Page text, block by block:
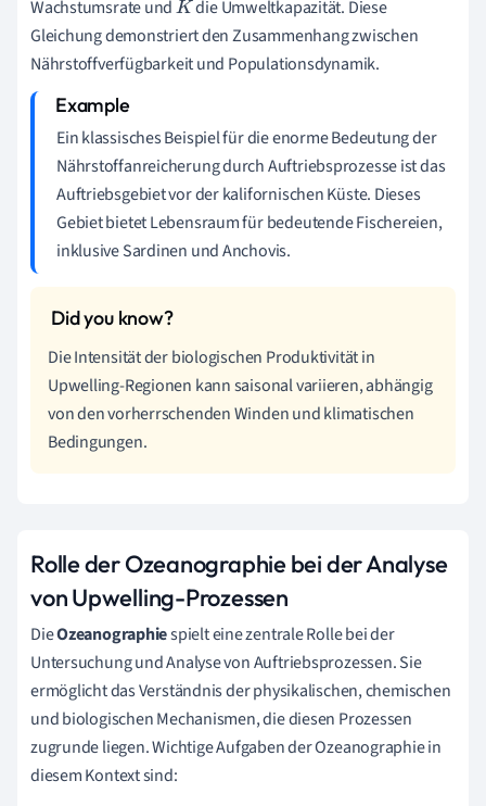
Wachstumsrate undK die Umweltkapazität. Diese
Gleichung demonstriert den Zusammenhang zwischen
Nährstoffverfügbarkeit und Populationsdynamik.
Ein klassisches Beispiel für die enorme Bedeutung der
Nährstoffanreicherung durch Auftriebsprozesse ist das
Auftriebsgebiet vor der kalifornischen Küste. Dieses
Gebiet bietet Lebensraum für bedeutende Fischereien,
inklusive Sardinen und Anchovis.
Die Intensität der biologischen Produktivität in
Upwelling-Regionen kann saisonal variieren, abhängig
von den vorherrschenden Winden und klimatischen
Bedingungen.
Rolle der Ozeanographie bei der Analyse
von Upwelling-Prozessen
DieOzeanographiespielt eine zentrale Rolle bei der
Untersuchung und Analyse von Auftriebsprozessen. Sie
ermöglicht das Verständnis der physikalischen, chemischen
und biologischen Mechanismen, die diesen Prozessen
zugrunde liegen. Wichtige Aufgaben der Ozeanographie in
diesem Kontext sind: